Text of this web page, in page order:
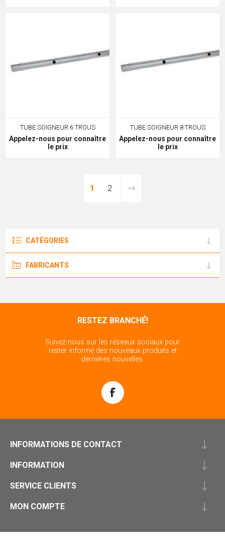
TUBE SOIGNEUR 6 TROUS
Appelez-nous pour connaître
le prix
TUBE SOIGNEUR 8 TROUS
Appelez-nous pour connaître
le prix
1 2
CATÉGORIES
FABRICANTS
RESTEZ BRANCHÉ!
Suivez-nous sur les réseaux sociaux pour
rester informé des nouveaux produits et
dernières nouvelles.
INFORMATIONS DE CONTACT
INFORMATION
SERVICE CLIENTS
MON COMPTE